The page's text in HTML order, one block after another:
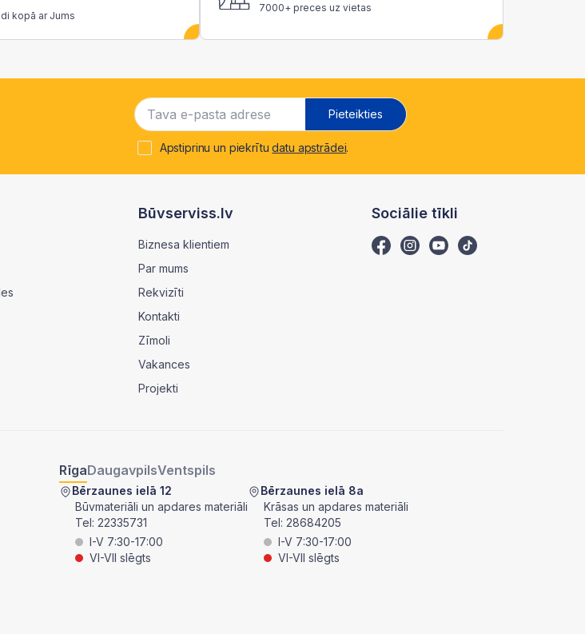
kopā ar Jums
7000+ preces uz vietas
Pieteikties
Apstiprinu un piekrītudatu apstrādei.
Būvserviss.lv
Biznesa klientiem
Par mums
Rekvizīti
Kontakti
Zīmoli
Vakances
Projekti
Sociālie tīkli
RīgaDaugavpilsVentspils
Bērzaunes ielā 12
Būvmateriāli un apdares materiāli
Tel: 22335731
I-V 7:30-17:00
VI-VII slēgts
Bērzaunes ielā 8a
Krāsas un apdares materiāli
Tel: 28684205
I-V 7:30-17:00
VI-VII slēgts